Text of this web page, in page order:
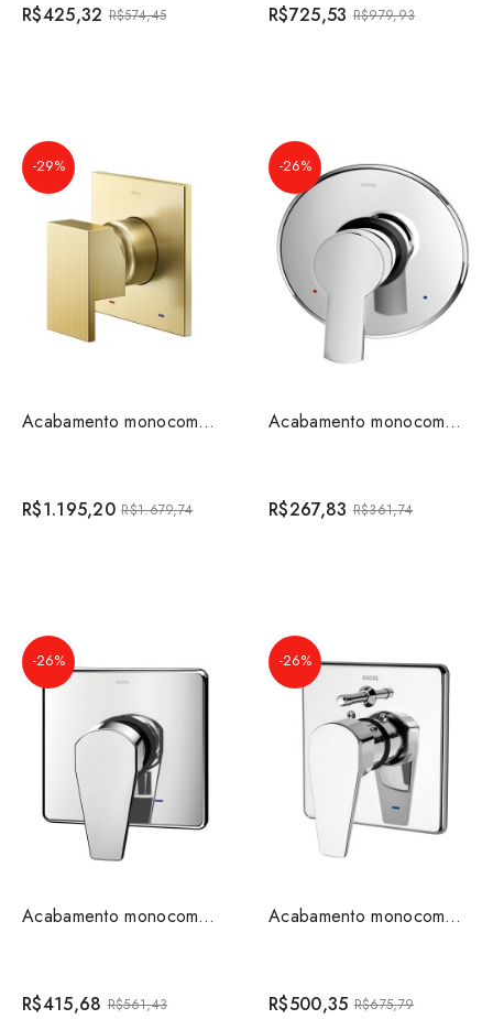
R$425,32 R$574,45 R$725,53 R$979,93
-29%
Acabamento monocomando para base de baixa pressão New ...
R$1.195,20 R$1.679,74
-26%
Acabamento monocomando para base Deca Chess/Gali croma...
R$267,83 R$361,74
-26%
Acabamento monocomando para base Deca Lift cromado 009...
R$415,68 R$561,43
-26%
Acabamento monocomando para base docol de 4 vias Lift ...
R$500,35 R$675,79